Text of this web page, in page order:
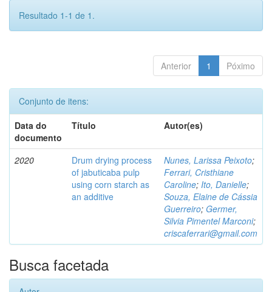
Resultado 1-1 de 1.
Anterior 1 Póximo
Conjunto de itens:
Data do
documento
Título Autor(es)
2020
Drum drying process
of jabuticaba pulp
using corn starch as
an additive
Nunes, Larissa Peixoto;
Ferrari, Cristhiane
Caroline; Ito, Danielle;
Souza, Elaine de Cássia
Guerreiro; Germer,
Silvia Pimentel Marconi;
criscaferrari@gmail.com
Busca facetada